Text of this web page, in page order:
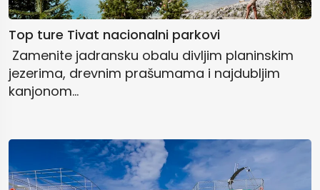
Top ture Tivat nacionalni parkovi
️ Zamenite jadransku obalu divljim planinskim
jezerima, drevnim prašumama i najdubljim
kanjonom...